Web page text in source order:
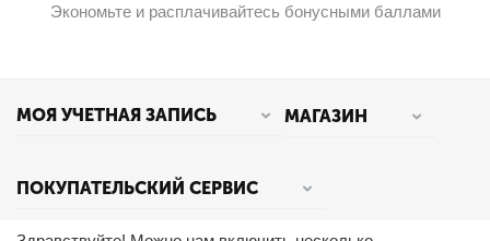
Экономьте и расплачивайтесь бонусными баллами
МОЯ УЧЕТНАЯ ЗАПИСЬ МАГАЗИН
ПОКУПАТЕЛЬСКИЙ СЕРВИС